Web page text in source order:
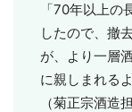
「70年以上の
したので、撤
が、より一層
に親しまれる
（菊正宗酒造